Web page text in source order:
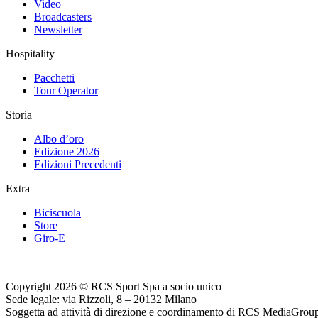
Video
Broadcasters
Newsletter
Hospitality
Pacchetti
Tour Operator
Storia
Albo d’oro
Edizione 2026
Edizioni Precedenti
Extra
Biciscuola
Store
Giro-E
Copyright 2026 © RCS Sport Spa a socio unico
Sede legale: via Rizzoli, 8 – 20132 Milano
Soggetta ad attività di direzione e coordinamento di RCS